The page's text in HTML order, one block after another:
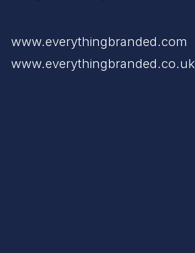
www.everythingbranded.com
www.everythingbranded.co.uk